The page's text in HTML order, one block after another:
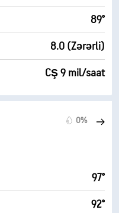
89°
8.0 (Zərərli)
CŞ 9 mil/saat
0%
97°
92°